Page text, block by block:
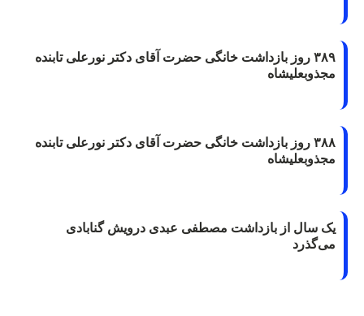
۳۸۹ روز بازداشت خانگی حضرت آقای دکتر نورعلی تابنده
مجذوبعلیشاه
۳۸۸ روز بازداشت خانگی حضرت آقای دکتر نورعلی تابنده
مجذوبعلیشاه
یک سال از بازداشت مصطفی عبدی درویش گنابادی
می‌گذرد